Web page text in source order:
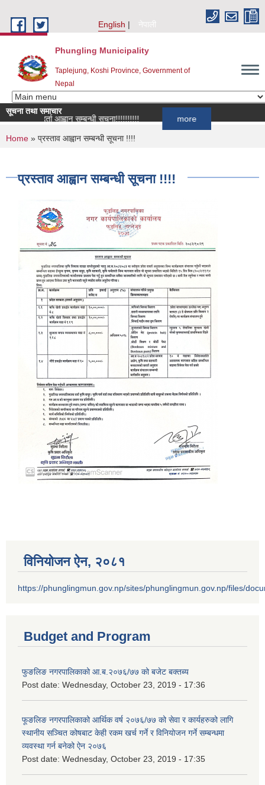
English
नेपाली
Phungling Municipality
Taplejung, Koshi Province, Government of
Nepal
सूचना तथा समाचार
सूची दर्ता आह्वान सम्बन्धी सूचना!!!!!!!!!!
You are here
Home » प्रस्ताव आह्वान सम्बन्धी सूचना !!!!
प्रस्ताव आह्वान सम्बन्धी सूचना !!!!
विनियोजन ऐन‚ २०८१
https://phunglingmun.gov.np/sites/phunglingmun.gov.np/files/
Budget and Program
फुङलिङ नगरपालिकाको आ.ब.२०७६/७७ को बजेट बक्तब्य
Post date: Wednesday, October 23, 2019 - 17:36
फूङलिङ नगरपालिकाको आर्थिक वर्ष २०७६/७७ को सेवा र कार्यहरुको लागि
स्थानीय सञ्चित कोषबाट केही रकम खर्च गर्ने र विनियोजन गर्ने सम्बन्धमा
व्यवस्था गर्न बनेको ऐन २०७६
Post date: Wednesday, October 23, 2019 - 17:35